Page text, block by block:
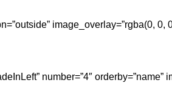
image_overlay=”rgba(0, 0,
number=”4″